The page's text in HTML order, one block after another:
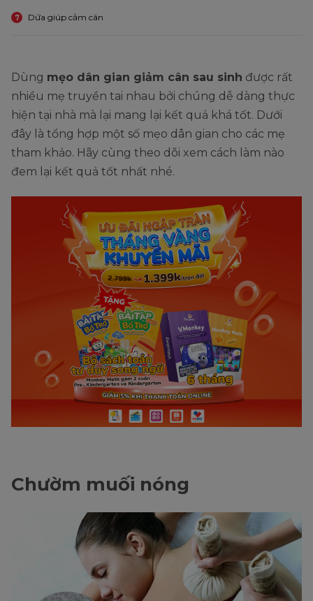
7 Dứa giúp cảm cân
Dùng mẹo dân gian giảm cân sau sinh được rất
nhiều mẹ truyền tai nhau bởi chúng dễ dàng thực
hiện tại nhà mà lại mang lại kết quả khá tốt. Dưới
đây là tổng hợp một số mẹo dân gian cho các mẹ
tham khảo. Hãy cùng theo dõi xem cách làm nào
đem lại kết quả tốt nhất nhé.
Chườm muối nóng